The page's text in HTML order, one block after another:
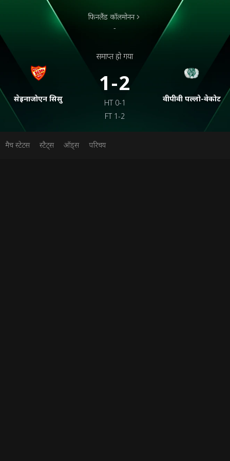
सेइनाजोएन सिसु
फिनलैंड कॉलमोनन
-
समाप्त हो गया
1-2
HT 0-1
FT 1-2
वीपीवी पल्लो-वेकोट
मैच स्टेटस स्टैट्स ऑड्स परिचय